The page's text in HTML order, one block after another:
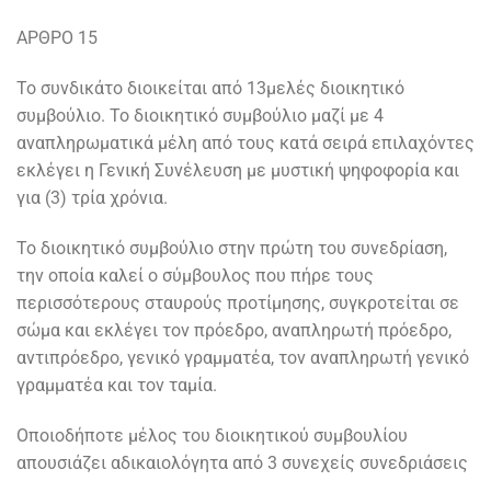
ΑΡΘΡΟ 15
Το συνδικάτο διοικείται από 13μελές διοικητικό
συμβούλιο. Το διοικητικό συμβούλιο μαζί με 4
αναπληρωματικά μέλη από τους κατά σειρά επιλαχόντες
εκλέγει η Γενική Συνέλευση με μυστική ψηφοφορία και
για (3) τρία χρόνια.
Το διοικητικό συμβούλιο στην πρώτη του συνεδρίαση,
την οποία καλεί ο σύμβουλος που πήρε τους
περισσότερους σταυρούς προτίμησης, συγκροτείται σε
σώμα και εκλέγει τον πρόεδρο, αναπληρωτή πρόεδρο,
αντιπρόεδρο, γενικό γραμματέα, τον αναπληρωτή γενικό
γραμματέα και τον ταμία.
Οποιοδήποτε μέλος του διοικητικού συμβουλίου
απουσιάζει αδικαιολόγητα από 3 συνεχείς συνεδριάσεις